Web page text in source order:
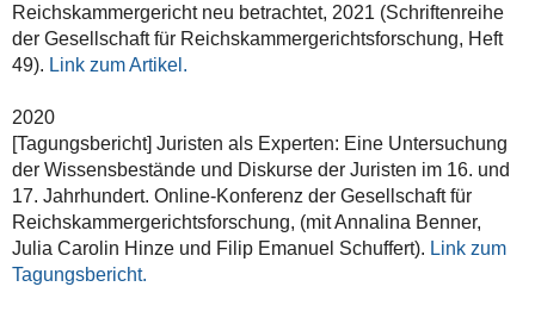
Reichskammergericht neu betrachtet, 2021 (Schriftenreihe
der Gesellschaft für Reichskammergerichtsforschung, Heft
49). Link zum Artikel.
2020
[Tagungsbericht] Juristen als Experten: Eine Untersuchung
der Wissensbestände und Diskurse der Juristen im 16. und
17. Jahrhundert. Online-Konferenz der Gesellschaft für
Reichskammergerichtsforschung, (mit Annalina Benner,
Julia Carolin Hinze und Filip Emanuel Schuffert). Link zum
Tagungsbericht.